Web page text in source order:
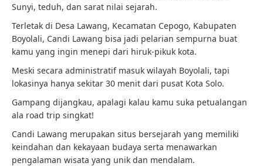
Sunyi, teduh, dan sarat nilai sejarah.
Terletak di Desa Lawang, Kecamatan Cepogo, Kabupaten
Boyolali, Candi Lawang bisa jadi pelarian sempurna buat
kamu yang ingin menepi dari hiruk-pikuk kota.
Meski secara administratif masuk wilayah Boyolali, tapi
lokasinya hanya sekitar 30 menit dari pusat Kota Solo.
Gampang dijangkau, apalagi kalau kamu suka petualangan
ala road trip singkat!
Candi Lawang merupakan situs bersejarah yang memiliki
keindahan dan kekayaan budaya serta menawarkan
pengalaman wisata yang unik dan mendalam.